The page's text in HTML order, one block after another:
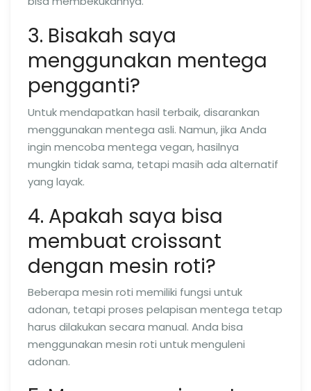
3. Bisakah saya
menggunakan mentega
pengganti?
Untuk mendapatkan hasil terbaik, disarankan
menggunakan mentega asli. Namun, jika Anda
ingin mencoba mentega vegan, hasilnya
mungkin tidak sama, tetapi masih ada alternatif
yang layak.
4. Apakah saya bisa
membuat croissant
dengan mesin roti?
Beberapa mesin roti memiliki fungsi untuk
adonan, tetapi proses pelapisan mentega tetap
harus dilakukan secara manual. Anda bisa
menggunakan mesin roti untuk menguleni
adonan.